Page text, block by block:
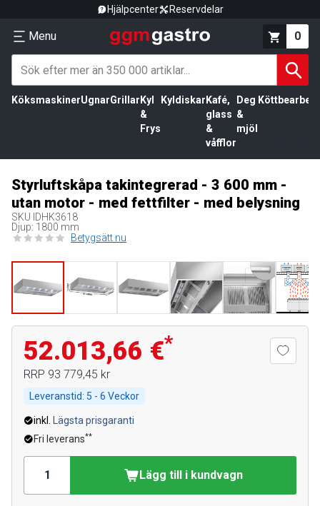
Hjälpcenter Reservdelar
Menu 0
KöksmaskinerUgnarGrillar Kyl
&
Frys
Kyldiskar Kafé,
glass
&
våfflor
Deg
&
mjöl
Styrluftskåpa takintegrerad - 3 600 mm -
utan motor - med fettfilter - med belysning
SKU IDHK3618
Djup: 1800 mm
Betygsätt nu
52.013,66 €*
RRP 93 779,45 kr
Leveranstid: 5 - 6 Veckor
inkl.
Lägsta prisgaranti
Fri leverans**
Lägg till i kundvagn